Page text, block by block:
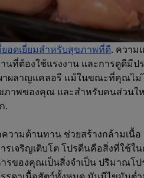
อดเยี่ยมสำหรับสุขภาพที่ดี. ความ
ที่ต้องใช้แรงงาน และการดูดีมี
าผลาญแคลอรี แม้ในขณะที่คุณไม่
ภาพของคุณ และสำหรับคนส่วนใ
.
วามต้านทาน ช่วยสร้างกล้ามเนื้
เจริญเติบโต โปรตีนคือสิ่งที่ใช้ใ
รของคุณเป็นสิ่งจำเป็น ปริมาณโ